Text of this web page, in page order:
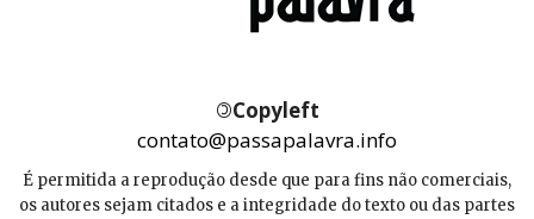
©Copyleft
contato@passapalavra.info
É permitida a reprodução desde que para fins não comerciais,
os autores sejam citados e a integridade do texto ou das partes